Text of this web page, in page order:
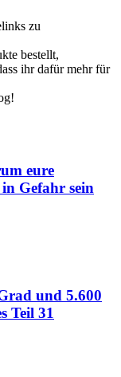
zu
bestellt,
ihr dafür mehr für
eure
Gefahr sein
und 5.600
Teil 31